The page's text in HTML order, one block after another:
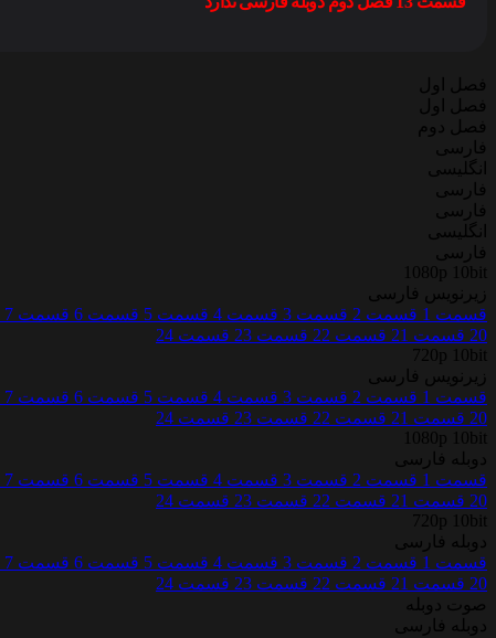
فصل اول
فصل اول
فصل دوم
فارسی
انگلیسی
فارسی
فارسی
انگلیسی
فارسی
1080p 10bit
زیرنویس فارسی
قسمت 1
قسمت 2 قسمت 3 قسمت 4 قسمت 5 قسمت 6 قسمت 7
20 قسمت 21 قسمت 22 قسمت 23
قسمت 24
720p 10bit
زیرنویس فارسی
قسمت 1
قسمت 2 قسمت 3 قسمت 4 قسمت 5 قسمت 6 قسمت 7
20 قسمت 21 قسمت 22 قسمت 23
قسمت 24
1080p 10bit
دوبله فارسی
قسمت 1
قسمت 2 قسمت 3 قسمت 4 قسمت 5 قسمت 6 قسمت 7
20 قسمت 21 قسمت 22 قسمت 23
قسمت 24
720p 10bit
دوبله فارسی
قسمت 1
قسمت 2 قسمت 3 قسمت 4 قسمت 5 قسمت 6 قسمت 7
20 قسمت 21 قسمت 22 قسمت 23
قسمت 24
صوت دوبله
دوبله فارسی